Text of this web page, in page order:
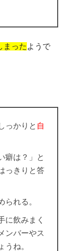
まった ようで
っかりと 自
癖は？」と
っきりと答
られる。
に飲みまく
ンバーやス
うね。